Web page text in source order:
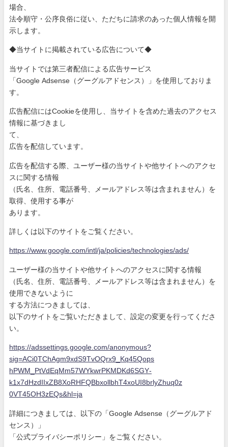
場合、
法令順守・公序良俗に従い、ただちに請求のあった個人情報を開
示 します。
◆当サイトに掲載されている広告について◆
当サイトでは第三者配信による広告サービス
「Google Adsense（グーグルアドセンス）」を使用しておりま
す。
広告配信にはCookieを使用し、当サイトを含めた過去のアク セス
情報に基づきまし
て、
広告を配信しています。
広告を配信する際、ユーザー様の当サイトや他サイトへのアクセ
ス に関する情報
（氏名、住所、電話番号、メールアドレス等は含まれません）を
取得、使用する事が
あります。
詳しくは以下のサイトをご覧ください。
https://www.google.com/intl/ja/policies/technologies/ads/
ユーザー様の当サイトや他サイトへのアクセスに関する情報
（氏名、住所、電話番号、メールアドレス等は含まれません）を
使 用できないように
する方法につきましては、
以下のサイトをご覧いただきまして、設定の変更を行ってくださ
い
https://adssettings.google.com/anonymous?
sig=ACi0TChAgm9xdS9TvOQrx9_Kq45Qops
hPWM_PtVdEqMm57WYkwrPKMDKd6SGY-
k1x7dHzdIIxZB8XoRHFQBbxollbhT4xoUI8brlyZhuq0z
0VT45OH3zEQs&hl=ja
詳細につきましては、以下の「Google Adsense（グーグルアド
センス）」
「公式プライバシーポリシー」をご覧ください。